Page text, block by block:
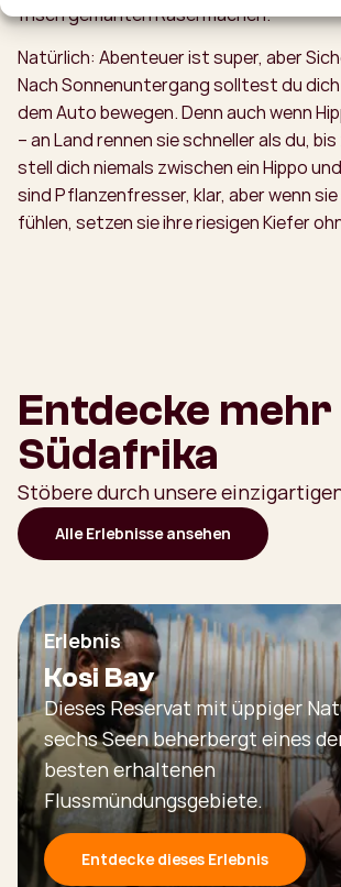
frisch gemähten Rasenflächen.
Natürlich: Abenteuer ist super, aber
Nach Sonnenuntergang solltest du
dem Auto bewegen. Denn auch wenn
– an Land rennen sie schneller als du,
stell dich niemals zwischen ein Hippo
sind Pflanzenfresser, klar, aber wenn
fühlen, setzen sie ihre riesigen Kiefer
Entdecke mehr
Südafrika
Stöbere durch unsere
Alle Erlebnisse ansehen
Erlebnis
Kosi Bay
Dieses Reservat mit üppiger
sechs Seen beherbergt eines
besten erhaltenen
Flussmündungsgebiete.
Entdecke dieses Erlebnis